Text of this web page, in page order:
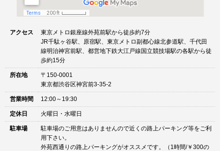
アクセス
東京メトロ銀座線外苑前駅から徒歩約7分
JR千駄ヶ谷駅、原宿駅、東京メトロ副都心線北参道駅、千代田
線明治神宮前駅、都営地下鉄大江戸線国立競技場駅の各駅から徒
歩約15分
所在地
〒150-0001
東京都渋谷区神宮前3-35-2
営業時間 12:00～19:30
定休日 火曜日・水曜日
駐車場
駐車場のご用意はありませんので近くの路上パーキング等をご利
用下さい。
外苑西通りの路上パーキングがオススメです。（1時間/￥300の